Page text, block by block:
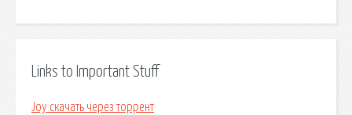
Links to Important Stuff
Joy скачать через торрент